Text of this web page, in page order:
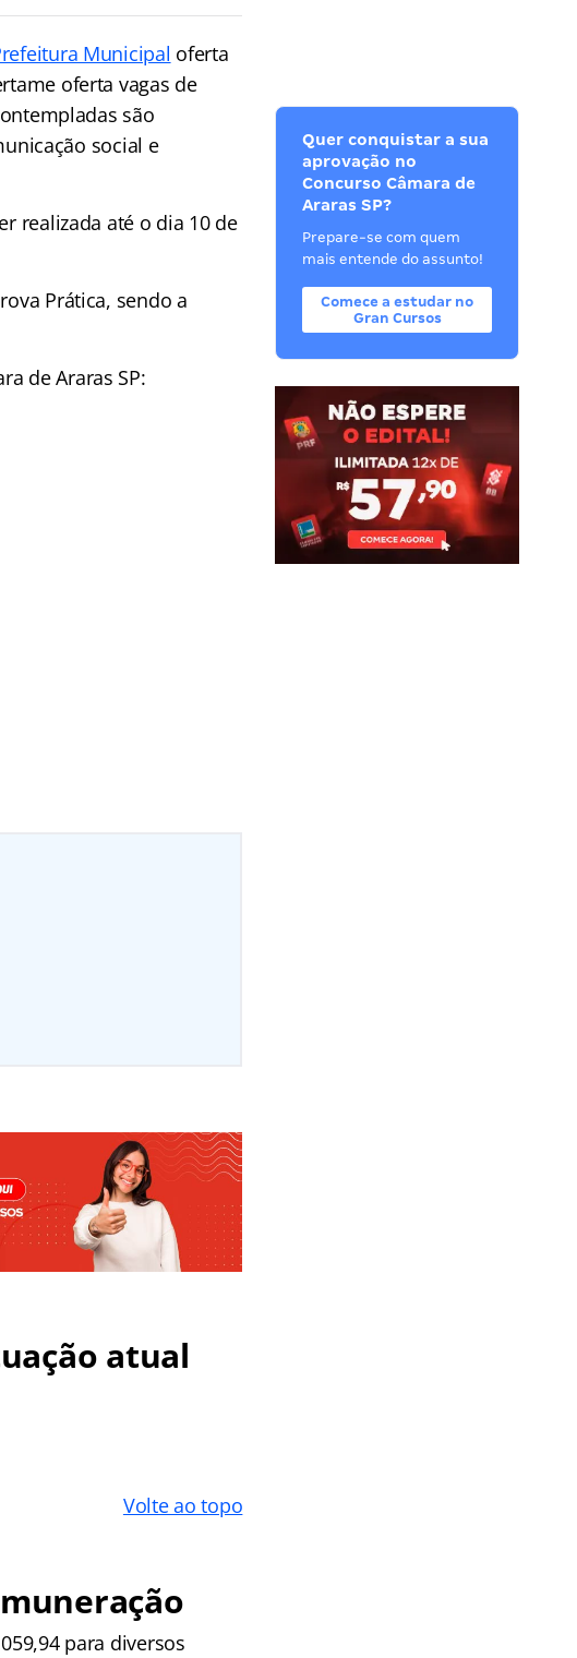
Municipal oferta
oferta vagas de
são
social e
realizada até o dia 10 de
Prática, sendo a
de Araras SP:
atual
Volte ao topo
para diversos
Quer conquistar a sua
aprovação no
Concurso Câmara de
Araras SP?
Prepare-se com quem
mais entende do assunto!
Comece a estudar no
Gran Cursos